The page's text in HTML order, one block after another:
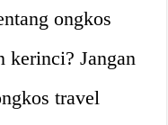
ongkos
kerinci? Jangan
travel